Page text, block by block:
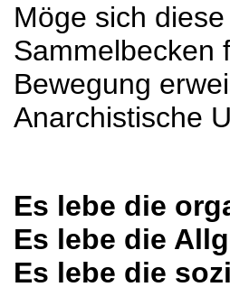
Möge sich
Sammelbecken
Bewegung
Anarchistische
Es lebe die
Es lebe die
Es lebe die